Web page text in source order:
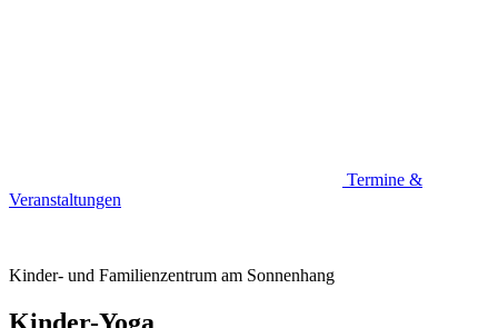
Termine &
Veranstaltungen
Kinder- und Familienzentrum am Sonnenhang